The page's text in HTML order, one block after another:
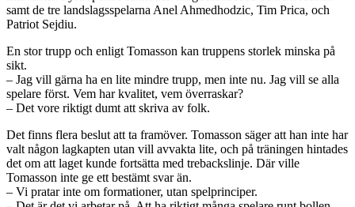
samt de tre landslagsspelarna Anel Ahmedhodzic, Tim Prica, och
Patriot Sejdiu.
En stor trupp och enligt Tomasson kan truppens storlek minska på
sikt.
– Jag vill gärna ha en lite mindre trupp, men inte nu. Jag vill se alla
spelare först. Vem har kvalitet, vem överraskar?
– Det vore riktigt dumt att skriva av folk.
Det finns flera beslut att ta framöver. Tomasson säger att han inte har
valt någon lagkapten utan vill avvakta lite, och på träningen hintades
det om att laget kunde fortsätta med trebackslinje. Där ville
Tomasson inte ge ett bestämt svar än.
– Vi pratar inte om formationer, utan spelprinciper.